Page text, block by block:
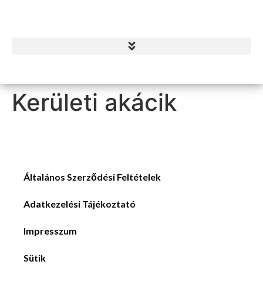
Kerületi akácik
Általános Szerződési Feltételek
Adatkezelési Tájékoztató
Impresszum
Sütik